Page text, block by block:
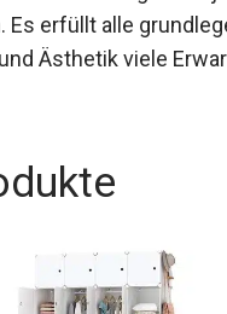
Es erfüllt alle
Ästhetik viele